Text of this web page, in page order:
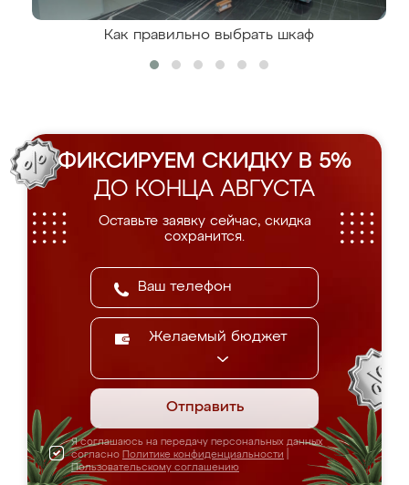
Как правильно выбрать шкаф
ФИКСИРУЕМ СКИДКУ В 5%
ДО КОНЦА АВГУСТА
Оставьте заявку сейчас, скидка
сохранится.
Желаемый бюджет
Отправить
Я соглашаюсь на передачу персональных данных
согласно Политике конфиденциальности
Пользовательскому соглашению